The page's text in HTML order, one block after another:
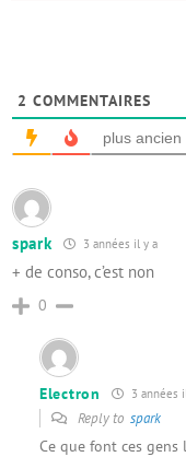
2 COMMENTAIRES
plus ancien
spark 3 années il y a
+ de conso, c’est non
0
Electron 3 années
Reply to spark
Ce que font ces